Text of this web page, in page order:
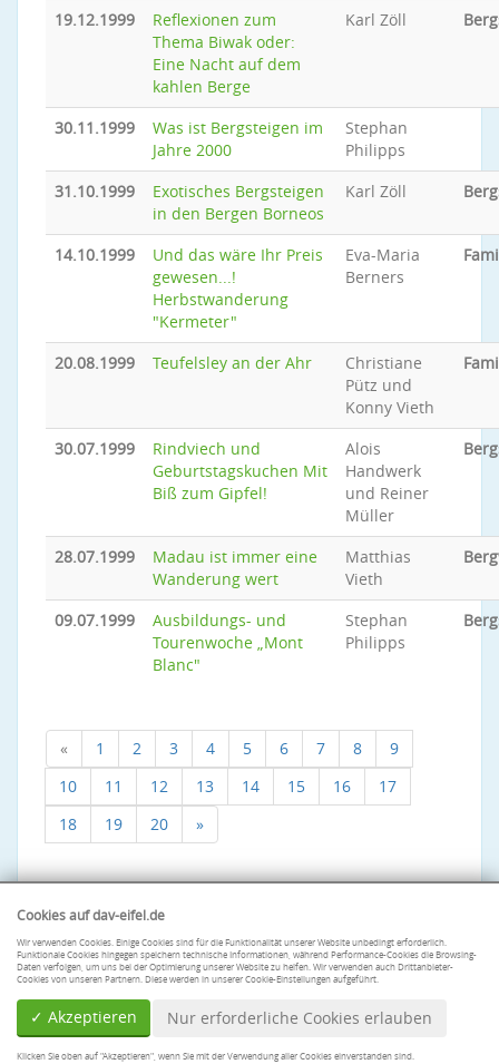
19.12.1999
Reflexionen zum
Thema Biwak oder:
Eine Nacht auf dem
kahlen Berge
Karl Zöll
30.11.1999
Was ist Bergsteigen im
Jahre 2000
Stephan
Philipps
31.10.1999
Exotisches Bergsteigen
in den Bergen Borneos
Karl Zöll
14.10.1999
Und das wäre Ihr Preis
gewesen...!
Herbstwanderung
"Kermeter"
Eva-Maria
Berners
20.08.1999 Teufelsley an der Ahr
Christiane
Pütz und
Konny Vieth
30.07.1999
Rindviech und
Geburtstagskuchen Mit
Biß zum Gipfel!
Alois
Handwerk
und Reiner
Müller
28.07.1999
Madau ist immer eine
Wanderung wert
Matthias
Vieth
09.07.1999
Ausbildungs- und
Tourenwoche „Mont
Blanc"
Stephan
Philipps
« 1 2 3 4 5 6 7 8
9
10
11 12 13 14 15 16
17
18
19 20 »
Cookies auf dav-eifel.de
Wir verwenden Cookies. Einige Cookies sind für die Funktionalität unserer Website unbedingt erforderlich.
Funktionale Cookies hingegen speichern technische Informationen, während Performance-Cookies die Browsing-
Daten verfolgen, um uns bei der Optimierung unserer Website zu helfen. Wir verwenden auch Drittanbieter-
Cookies von unseren Partnern. Diese werden in unserer Cookie-Einstellungen aufgeführt.
✓ Akzeptieren Nur erforderliche Cookies erlauben
Klicken Sie oben auf "Akzeptieren", wenn Sie mit der Verwendung aller Cookies einverstanden sind.